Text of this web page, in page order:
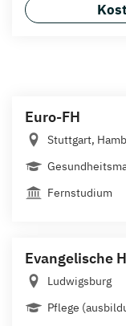
Euro-FH
Stuttgart,
Fernstudium
Evangelische
Ludwigsburg
Pflege